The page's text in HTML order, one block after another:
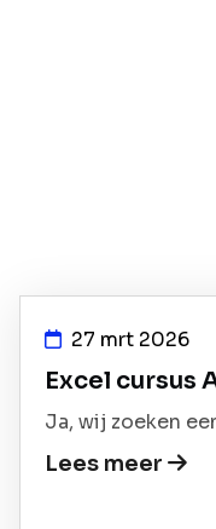
27 mrt 2026
Excel cursus
Ja, wij zoeken
Lees meer